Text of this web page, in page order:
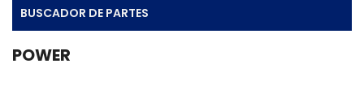
BUSCADOR DE PARTES
POWER